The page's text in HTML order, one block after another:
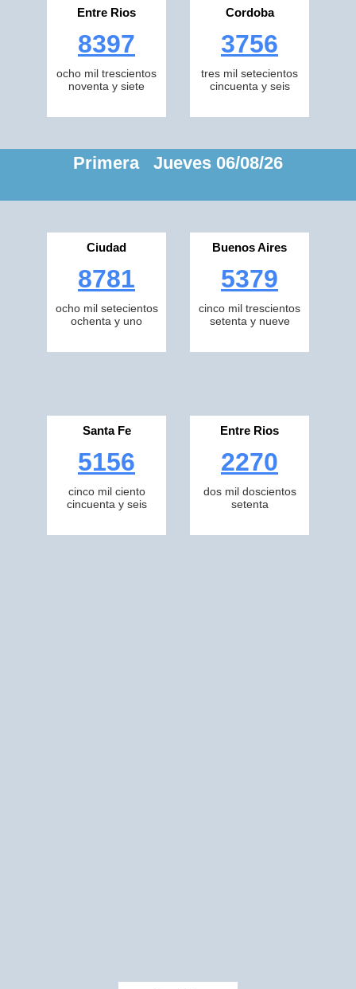
Entre Rios
8397
ocho mil trescientos
noventa y siete
Cordoba
3756
tres mil setecientos
cincuenta y seis
Primera Jueves 06/08/26
Ciudad
8781
ocho mil setecientos
ochenta y uno
Buenos Aires
5379
cinco mil trescientos
setenta y nueve
Santa Fe
5156
cinco mil ciento
cincuenta y seis
Entre Rios
2270
dos mil doscientos
setenta